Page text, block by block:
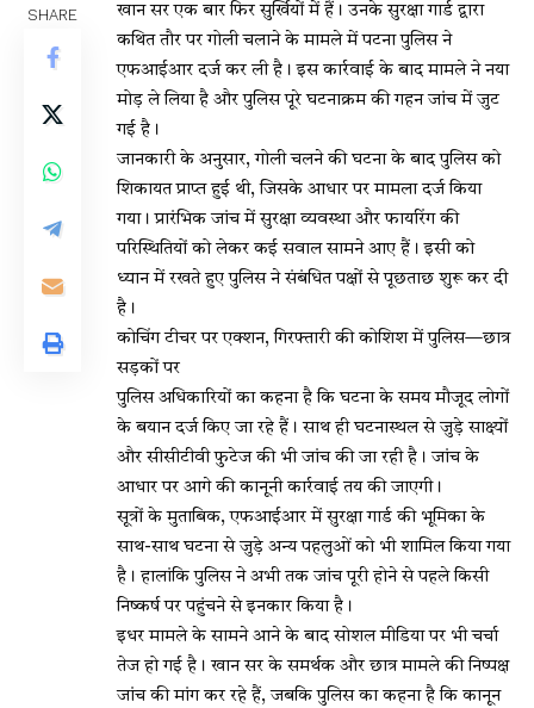
SHARE
खान सर एक बार फिर सुर्खियों में हैं। उनके सुरक्षा गार्ड द्वारा
कथित तौर पर गोली चलाने के मामले में पटना पुलिस ने
एफआईआर दर्ज कर ली है। इस कार्रवाई के बाद मामले ने नया
मोड़ ले लिया है और पुलिस पूरे घटनाक्रम की गहन जांच में जुट
गई है।
जानकारी के अनुसार, गोली चलने की घटना के बाद पुलिस को
शिकायत प्राप्त हुई थी, जिसके आधार पर मामला दर्ज किया
गया। प्रारंभिक जांच में सुरक्षा व्यवस्था और फायरिंग की
परिस्थितियों को लेकर कई सवाल सामने आए हैं। इसी को
ध्यान में रखते हुए पुलिस ने संबंधित पक्षों से पूछताछ शुरू कर दी
है।
कोचिंग टीचर पर एक्शन, गिरफ्तारी की कोशिश में पुलिस—छात्र
सड़कों पर
पुलिस अधिकारियों का कहना है कि घटना के समय मौजूद लोगों
के बयान दर्ज किए जा रहे हैं। साथ ही घटनास्थल से जुड़े साक्ष्यों
और सीसीटीवी फुटेज की भी जांच की जा रही है। जांच के
आधार पर आगे की कानूनी कार्रवाई तय की जाएगी।
सूत्रों के मुताबिक, एफआईआर में सुरक्षा गार्ड की भूमिका के
साथ-साथ घटना से जुड़े अन्य पहलुओं को भी शामिल किया गया
है। हालांकि पुलिस ने अभी तक जांच पूरी होने से पहले किसी
निष्कर्ष पर पहुंचने से इनकार किया है।
इधर मामले के सामने आने के बाद सोशल मीडिया पर भी चर्चा
तेज हो गई है। खान सर के समर्थक और छात्र मामले की निष्पक्ष
जांच की मांग कर रहे हैं, जबकि पुलिस का कहना है कि कानून